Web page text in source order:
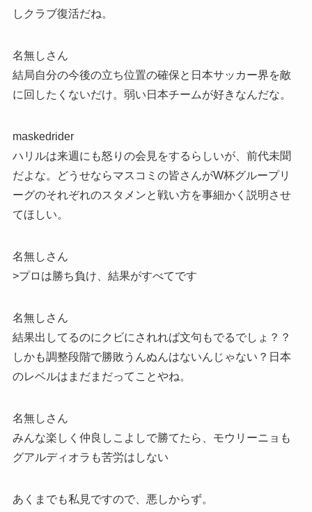
しクラブ復活だね。
名無しさん
結局自分の今後の立ち位置の確保と日本サッカー界を敵
に回したくないだけ。弱い日本チームが好きなんだな。
maskedrider
ハリルは来週にも怒りの会見をするらしいが、前代未聞
だよな。どうせならマスコミの皆さんがW杯グループリ
ーグのそれぞれのスタメンと戦い方を事細かく説明させ
てほしい。
名無しさん
>プロは勝ち負け、結果がすべてです
名無しさん
結果出してるのにクビにされれば文句もでるでしょ？？
しかも調整段階で勝敗うんぬんはないんじゃない？日本
のレベルはまだまだってことやね。
名無しさん
みんな楽しく仲良しこよしで勝てたら、モウリーニョも
グアルディオラも苦労はしない
あくまでも私見ですので、悪しからず。